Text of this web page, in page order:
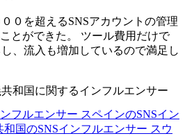
０を超えるSNSアカウントの管理
とができた。 ツール費用だけで
、流入も増加しているので満足し
和国に関するインフルエンサー
フルエンサー スペインのSNSイン
和国のSNSインフルエンサー スウ